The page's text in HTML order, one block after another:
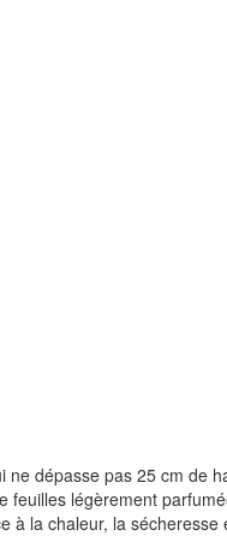
ne dépasse pas 25 cm de
feuilles légèrement
à la chaleur, la sécheresse